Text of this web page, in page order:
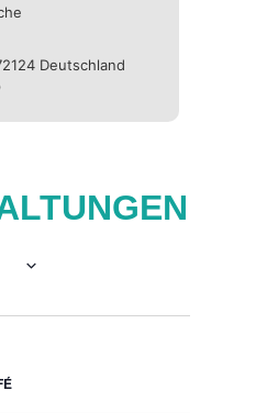
Deutschland